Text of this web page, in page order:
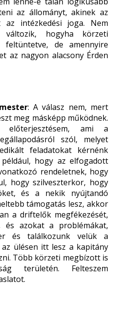
az állományt, akinek az
az intézkedési joga. Nem
hogyha körzeti
de amennyire
az nagyon alacsony Érden
: A válasz nem, mert
meg másképp működnek.
ami a
szól, melyet
feladatokat kérnénk
hogy az elfogadott
rendeletnek, hogy
hogy szilveszterkor, hogy
és a nekik nyújtandó
támogatás lesz, akkor
a driftelők megfékezését,
és azokat a problémákat,
és találkozunk velük a
ülésen itt lesz a kapitány
Több körzeti megbízott is
területén. Felteszem